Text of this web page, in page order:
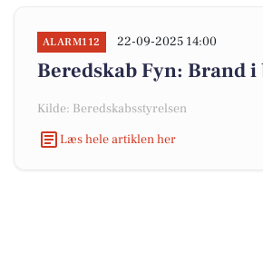
ALARM112 22-09-2025 14:00
Beredskab Fyn: Brand
Kilde: Beredskabsstyrelsen
Læs hele artiklen her